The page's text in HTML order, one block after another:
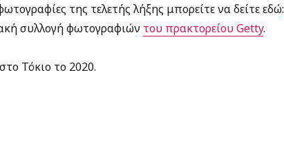
της τελετής λήξης μπορείτε να δείτε εδώ:
συλλογή φωτογραφιών του πρακτορείου Getty.
Τόκιο το 2020.